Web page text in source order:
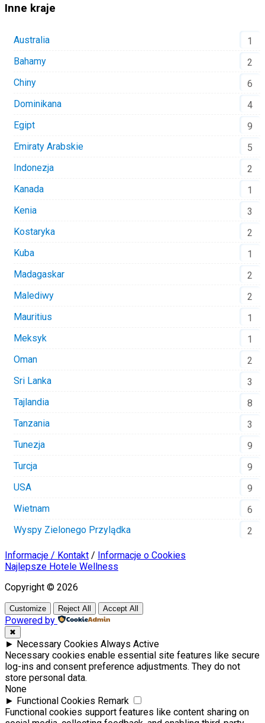
Inne kraje
Australia
1
Bahamy
2
Chiny
6
Dominikana
4
Egipt
9
Emiraty Arabskie
5
Indonezja
2
Kanada
1
Kenia
3
Kostaryka
2
Kuba
1
Madagaskar
2
Malediwy
2
Mauritius
1
Meksyk
1
Oman
2
Sri Lanka
3
Tajlandia
8
Tanzania
3
Tunezja
9
Turcja
9
USA
9
Wietnam
6
Wyspy Zielonego Przylądka
2
Informacje / Kontakt / Informacje o Cookies
Najlepsze Hotele Wellness
Copyright © 2026
Customize Reject All Accept All
Powered by
✖
► Necessary Cookies Always Active
Necessary cookies enable essential site features like secure
log-ins and consent preference adjustments. They do not
store personal data.
None
► Functional Cookies Remark
Functional cookies support features like content sharing on